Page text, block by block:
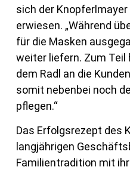
sich der
erwiesen. „Während
für die Masken
weiter liefern. Zum Teil
dem Radl an die
somit nebenbei noch
pflegen.“
Das Erfolgsrezept des
langjährigen
Familientradition mit